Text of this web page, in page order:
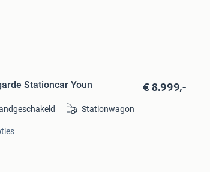
Stationcar Youn € 8.999,-
Stationwagon